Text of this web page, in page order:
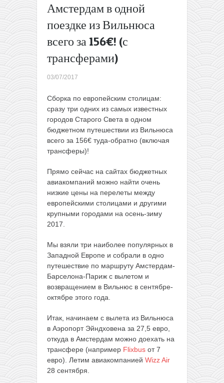
Амстердам в одной
поездке из Вильнюса
всего за 156€! (с
трансферами)
03/07/2017
Сборка по европейским столицам:
сразу три одних из самых известных
городов Старого Света в одном
бюджетном путешествии из Вильнюса
всего за 156€ туда-обратно (включая
трансферы)!
Прямо сейчас на сайтах бюджетных
авиакомпаний можно найти очень
низкие цены на перелеты между
европейскими столицами и другими
крупными городами на осень-зиму
2017.
Мы взяли три наиболее популярных в
Западной Европе и собрали в одно
путешествие по маршруту Амстердам-
Барселона-Париж с вылетом и
возвращением в Вильнюс в сентябре-
октябре этого года.
Итак, начинаем с вылета из Вильнюса
в Аэропорт Эйндховена за 27,5 евро,
откуда в Амстердам можно доехать на
трансфере (например Flixbus от 7
евро). Летим авиакомпанией Wizz Air
28 сентября.
Ригу)